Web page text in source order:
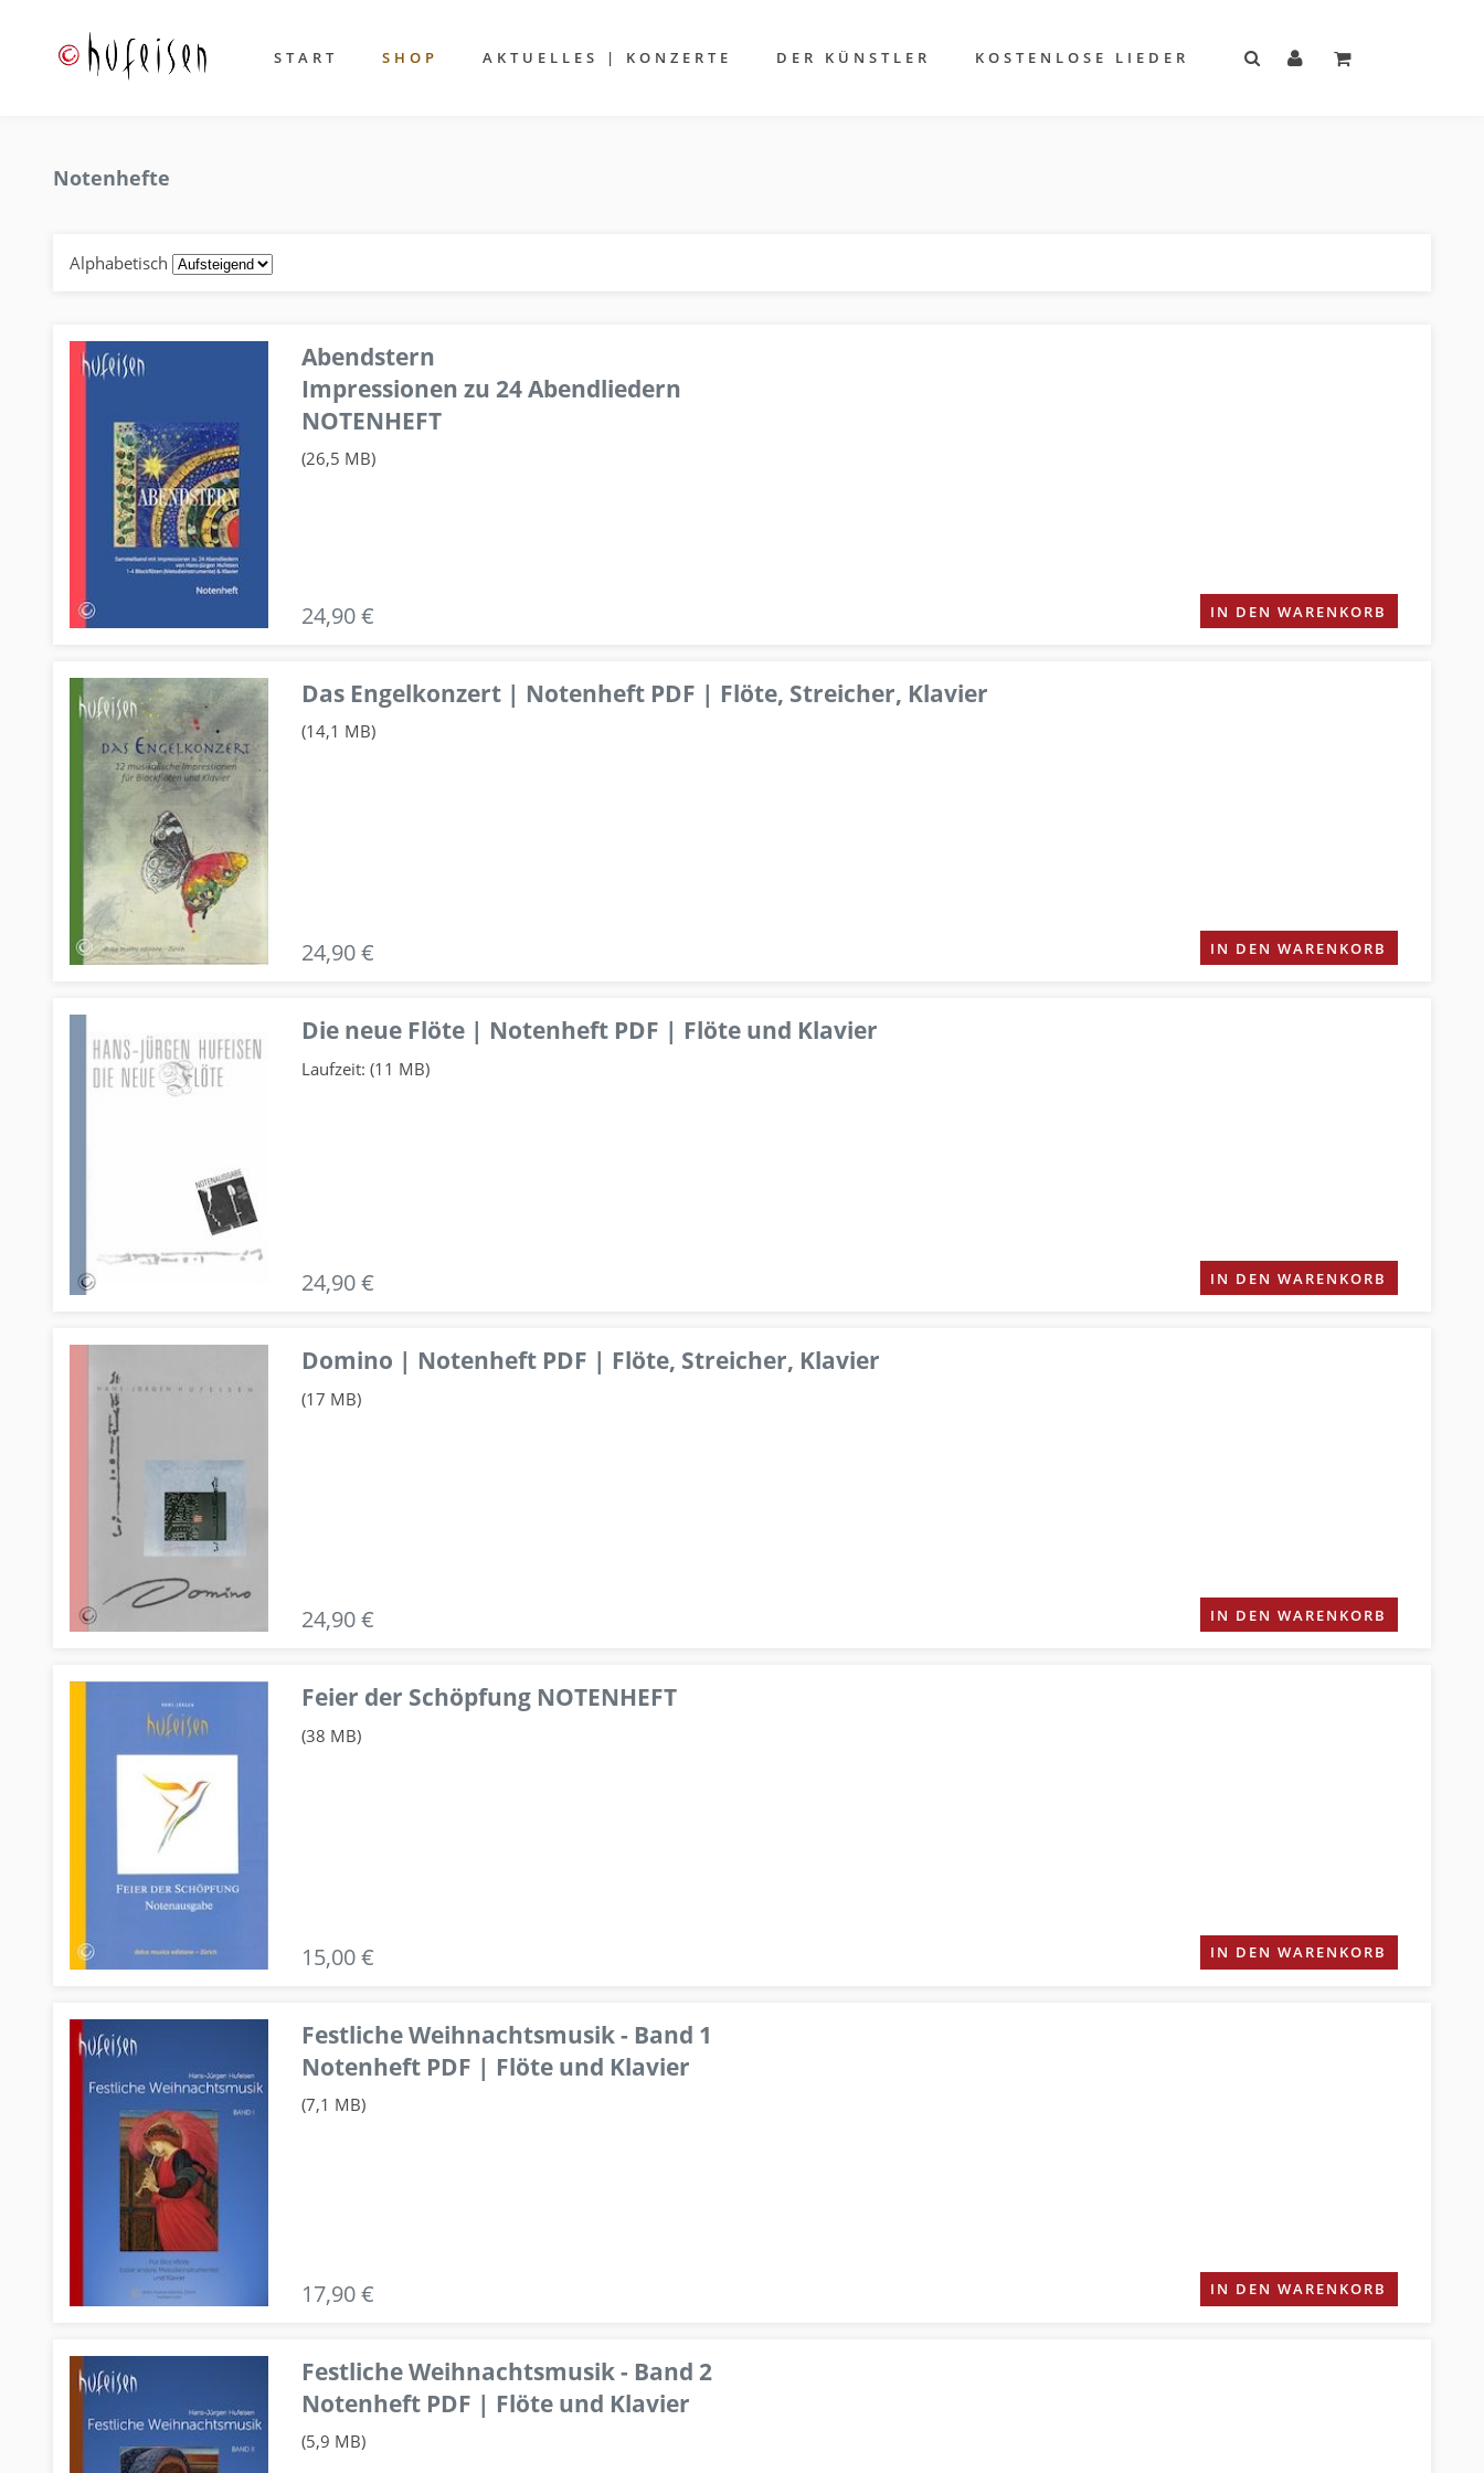
START SHOP AKTUELLES | KONZERTE DER KÜNSTLER KOSTENLOSE LIEDER
Notenhefte
Alphabetisch
Abendstern
Impressionen zu 24 Abendliedern
NOTENHEFT
(26,5 MB)
24,90 € IN DEN WARENKORB
Das Engelkonzert | Notenheft PDF | Flöte, Streicher, Klavier
(14,1 MB)
24,90 € IN DEN WARENKORB
Die neue Flöte | Notenheft PDF | Flöte und Klavier
Laufzeit: (11 MB)
24,90 € IN DEN WARENKORB
Domino | Notenheft PDF | Flöte, Streicher, Klavier
(17 MB)
24,90 € IN DEN WARENKORB
Feier der Schöpfung NOTENHEFT
(38 MB)
15,00 € IN DEN WARENKORB
Festliche Weihnachtsmusik - Band 1
Notenheft PDF | Flöte und Klavier
(7,1 MB)
17,90 € IN DEN WARENKORB
Festliche Weihnachtsmusik - Band 2
Notenheft PDF | Flöte und Klavier
(5,9 MB)